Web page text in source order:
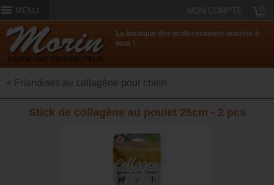
MENU MON COMPTE
La boutique des professionnels ouverte à
tous !
< Friandises au collagène pour chien
Stick de collagène au poulet 25cm - 2 pcs